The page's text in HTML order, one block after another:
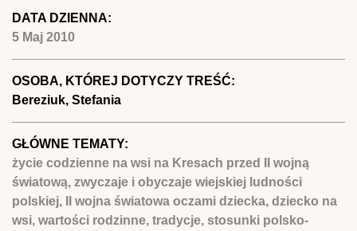
DATA DZIENNA:
5 Maj 2010
OSOBA, KTÓREJ DOTYCZY TREŚĆ:
Bereziuk, Stefania
GŁÓWNE TEMATY:
życie codzienne na wsi na Kresach przed II wojną
światową, zwyczaje i obyczaje wiejskiej ludności
polskiej, II wojna światowa oczami dziecka, dziecko na
wsi, wartości rodzinne, tradycje, stosunki polsko-